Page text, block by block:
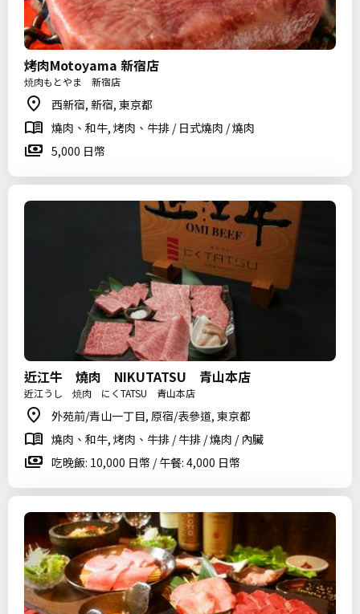
烤肉Motoyama 新宿店
焼肉もとやま 新宿店
西新宿, 新宿, 東京都
燒肉、和牛, 烤肉、牛排 / 日式燒肉 / 燒肉
5,000 日幣
近江牛 燒肉 NIKUTATSU 青山本店
近江うし 焼肉 にくTATSU 青山本店
外苑前/青山一丁目, 原宿/表參道, 東京都
燒肉、和牛, 烤肉、牛排 / 牛排 / 燒肉 / 內臟
吃晚飯: 10,000 日幣 / 午餐: 4,000 日幣